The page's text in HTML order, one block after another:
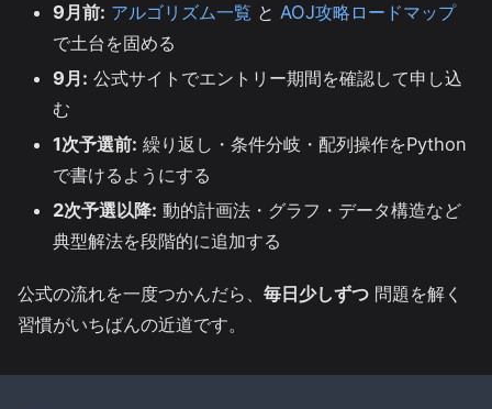
9月前: アルゴリズム一覧 と AOJ攻略ロードマップ
で土台を固める
9月: 公式サイトでエントリー期間を確認して申し込
む
1次予選前: 繰り返し・条件分岐・配列操作をPython
で書けるようにする
2次予選以降: 動的計画法・グラフ・データ構造など
典型解法を段階的に追加する
公式の流れを一度つかんだら、 毎日少しずつ 問題を解く
習慣がいちばんの近道です。